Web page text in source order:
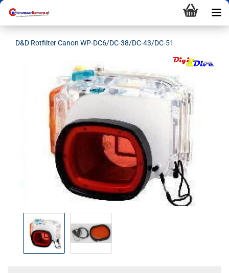
D&D Rotfilter Canon WP-DC6/DC-38/DC-43/DC-51